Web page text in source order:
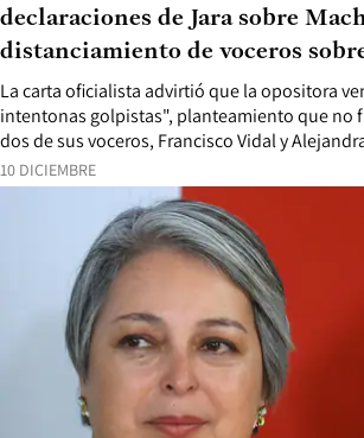
10 DICIEMBRE
La carta oficialista advirtió que la opositora
intentonas golpistas", planteamiento que no
dos de sus voceros, Francisco Vidal y
declaraciones de Jara sobre
distanciamiento de voceros